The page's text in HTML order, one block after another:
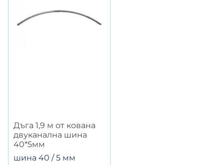
Дъга 1,9 м от кована
двуканална шина
40*5мм
шина 40 / 5 мм